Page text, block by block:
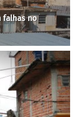
falhas no